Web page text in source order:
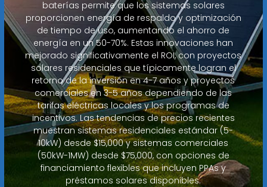
baterías permite que los sistemas solares
proporcionen energía de respaldo y optimización
de tiempo de uso, aumentando el ahorro de
energía en un 50-70%. Estas innovaciones han
mejorado significativamente el ROI, con proyectos
solares residenciales que típicamente logran el
retorno de la inversión en 4-7 años y proyectos
comerciales en 3-5 años dependiendo de las
tarifas eléctricas locales y los programas de
incentivos. Las tendencias de precios recientes
muestran sistemas residenciales estándar (5-
10kW) desde $15,000 y sistemas comerciales
(50kW-1MW) desde $75,000, con opciones de
financiamiento flexibles que incluyen PPAs y
préstamos solares disponibles.